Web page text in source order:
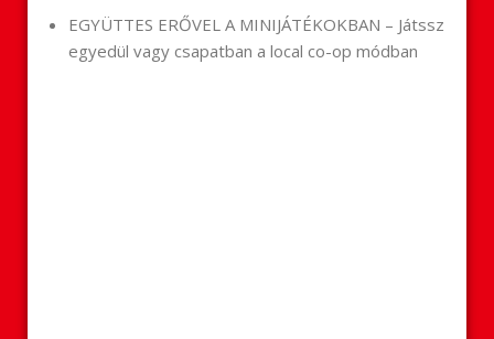
EGYÜTTES ERŐVEL A MINIJÁTÉKOKBAN – Játssz
egyedül vagy csapatban a local co-op módban